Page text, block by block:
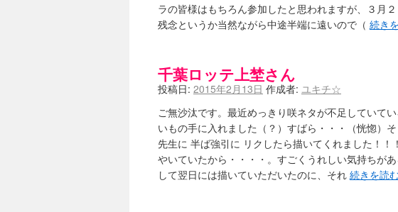
ラの皆様はもちろん参加したと思われますが、３月
残念というか当然ながら中途半端に遠いので（ 続き
千葉ロッテ上埜さん
投稿日: 2015年2月13日 作成者: ユキチ☆
ご無沙汰です。最近めっきり咲ネタが不足していて
いもの手に入れました（？）すばら・・・（恍惚）
先生に 半ば強引に リクしたら描いてくれました！
やいていたから・・・・。すごくうれしい気持ちが
して翌日には描いていただいたのに、それ 続きを読